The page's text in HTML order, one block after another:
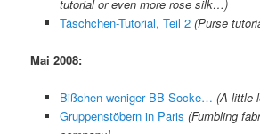
tutorial or even more rose silk…)
Täschchen-Tutorial, Teil 2 (Purse
Mai 2008:
Bißchen weniger BB-Socke… (A little
Gruppenstöbern in Paris (Fumbling